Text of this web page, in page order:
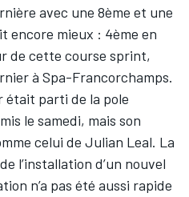
avec une 8ème et une
encore mieux : 4ème en
de cette course sprint,
à Spa-Francorchamps.
était parti de la pole
le samedi, mais son
celui de Julian Leal. La
l’installation d’un nouvel
n’a pas été aussi rapide